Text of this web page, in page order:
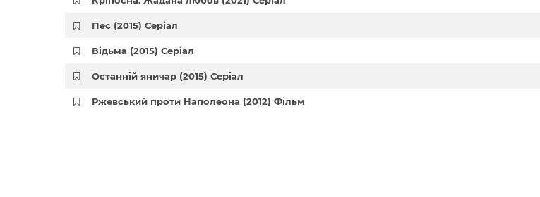
Пес (2015) Серіал
Відьма (2015) Серіал
Останній яничар (2015) Серіал
Ржевський проти Наполеона (2012) Фільм